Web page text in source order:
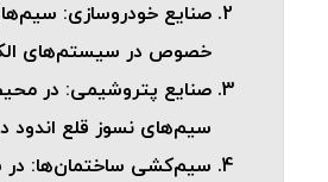
صنایع خودروسازی:
خصوص در سیستم‌های
صنایع پتروشیمی: در
سیم‌های نسوز قلع اندود
سیم‌کشی ساختمان‌ها: